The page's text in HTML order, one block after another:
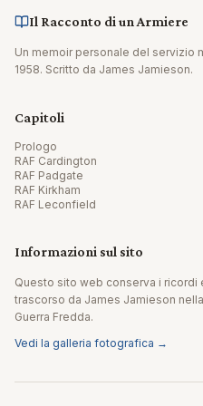
Il Racconto di un Armiere
Un memoir personale del servizio
1958. Scritto da James Jamieson.
Capitoli
Prologo
RAF Cardington
RAF Padgate
RAF Kirkham
RAF Leconfield
Informazioni sul sito
Questo sito web conserva i
trascorso da James Jamieson
Guerra Fredda.
Vedi la galleria fotografica →